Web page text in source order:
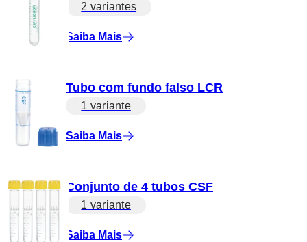
2 variantes
Saiba Mais
Tubo com fundo falso LCR
1 variante
Saiba Mais
Conjunto de 4 tubos CSF
1 variante
Saiba Mais